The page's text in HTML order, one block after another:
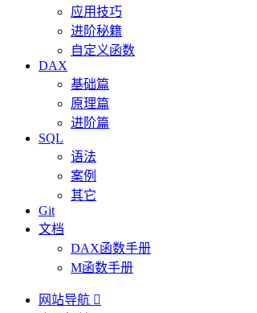
应用技巧
进阶秘籍
自定义函数
DAX
基础篇
原理篇
进阶篇
SQL
语法
案例
其它
Git
文档
DAX函数手册
M函数手册
网站导航 